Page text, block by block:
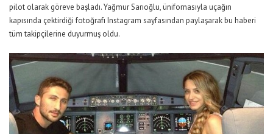
pilot olarak göreve başladı. Yağmur Sarıoğlu, ünifornasıyla uçağın
kapısında çektirdiği fotoğrafı Instagram sayfasından paylaşarak bu haberi
tüm takipçilerine duyurmuş oldu.